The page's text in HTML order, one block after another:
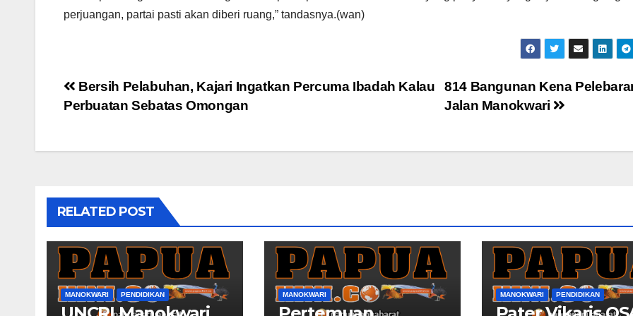
perjuangan, partai pasti akan diberi ruang,” tandasnya.(wan)
Post
814 Bangunan Kena
Jalan Manokwari
Bersih Pelabuhan, Kajari Ingatkan Percuma Ibadah Kalau
Perbuatan Sebatas Omongan
RELATED POST
MANOKWARI PENDIDIKAN MANOKWARI MANOKWARI PENDIDIKAN